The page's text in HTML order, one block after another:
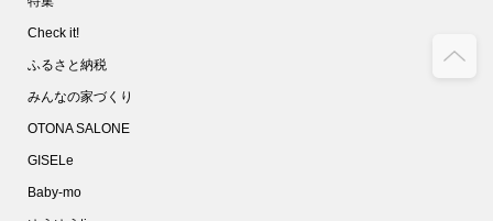
Check it!
ふるさと納税
みんなの家づくり
OTONA SALONE
GISELe
Baby-mo